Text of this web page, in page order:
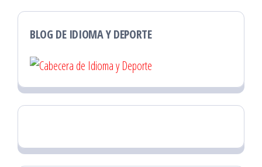
BLOG DE IDIOMA Y DEPORTE